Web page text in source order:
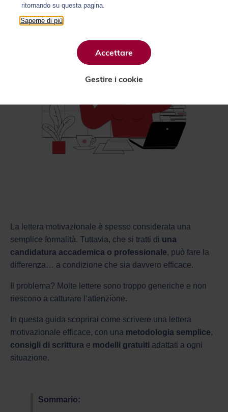
La lettera motivazionale è spesso considerata una
semplice formalità. Tuttavia, che si tratti di una
candidatura accademica o professionale, può fare la
differenza… a condizione che sia davvero efficace.
Il problema? Molte lettere sono troppo generiche e non
riescono a catturare l’attenzione.
In questa guida scoprirai come scrivere una lettera
motivazionale efficace, con una metodologia semplice,
consigli di scrittura e modelli gratuiti adattati a ogni
situazione.
Sommario:
ritornando su questa pagina.
Saperne di più
Accettare
Gestire i cookie